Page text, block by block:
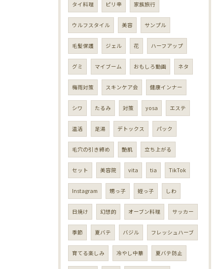
タイ料理 ピリ辛 家族旅行
ウルフスタイル 美容 サンプル
毛髪保護 ジェル 花 ハーフアップ
グミ マイブーム おもしろ動画 ネタ
梅雨対策 スキンケア会 健康インナー
シワ たるみ 対策 yosa エステ
温活 足湯 デトックス パック
毛穴の引き締め 艶肌 立ち上がる
セット 美容院 vita tia TikTok
Instagram 甥っ子 姪っ子 しわ
日焼け 幻想的 オーブン料理 サッカー
季節 夏バテ バジル フレッシュハーブ
育てる楽しみ 冷やし中華 夏バテ防止